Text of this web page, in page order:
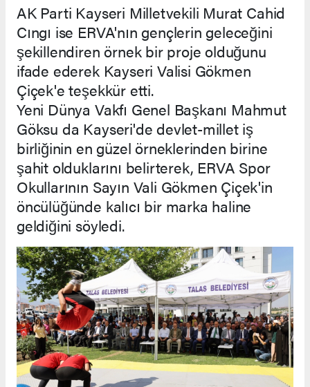
AK Parti Kayseri Milletvekili Murat Cahid
Cıngı ise ERVA'nın gençlerin geleceğini
şekillendiren örnek bir proje olduğunu
ifade ederek Kayseri Valisi Gökmen
Çiçek'e teşekkür etti.
Yeni Dünya Vakfı Genel Başkanı Mahmut
Göksu da Kayseri'de devlet-millet iş
birliğinin en güzel örneklerinden birine
şahit olduklarını belirterek, ERVA Spor
Okullarının Sayın Vali Gökmen Çiçek'in
öncülüğünde kalıcı bir marka haline
geldiğini söyledi.